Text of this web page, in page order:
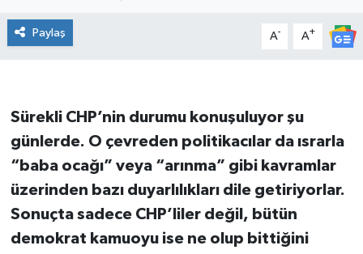
Paylaş A- A+
Sürekli CHP’nin durumu konuşuluyor şu
günlerde. O çevreden politikacılar da ısrarla
“baba ocağı” veya “arınma” gibi kavramlar
üzerinden bazı duyarlılıkları dile getiriyorlar.
Sonuçta sadece CHP’liler değil, bütün
demokrat kamuoyu ise ne olup bittiğini
EKONOMİ
Gömeç
Havran
İvrindi